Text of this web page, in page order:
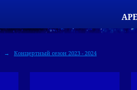
→ Концертный сезон 2023 - 2024